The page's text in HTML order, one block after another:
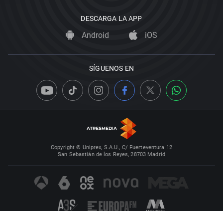
DESCARGA LA APP
Android iOS
SÍGUENOS EN
Copyright © Uniprex, S.A.U., C/ Fuerteventura 12
San Sebastián de los Reyes, 28703 Madrid